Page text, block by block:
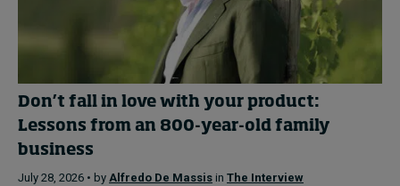
Don’t fall in love with your product:
Lessons from an 800-year-old family
business
July 28, 2026 • by Alfredo De Massis in The Interview